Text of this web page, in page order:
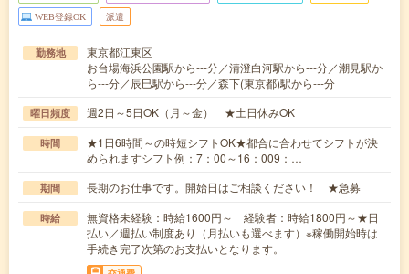
WEB登録OK 派遣
勤務地
東京都江東区
お台場海浜公園駅から---分／清澄白河駅から---分／潮見駅か
ら---分／辰巳駅から---分／森下(東京都)駅から---分
曜日頻度 週2日～5日OK（月～金） ★土日休みOK
時間
★1日6時間～の時短シフトOK★都合に合わせてシフトが決
められますシフト例：7：00～16：009：…
期間 長期のお仕事です。開始日はご相談ください！ ★急募
時給
無資格未経験：時給1600円～ 経験者：時給1800円～★日
払い／週払い制度あり（月払いも選べます）※稼働開始時は
手続き完了次第のお支払いとなります。